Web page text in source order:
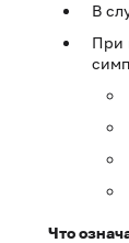
В
При
Что